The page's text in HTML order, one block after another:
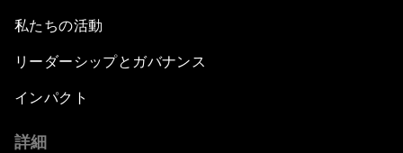
私たちの活動
リーダーシップとガバナンス
インパクト
詳細